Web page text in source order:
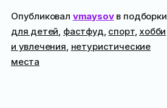
Опубликовал vmaysovв подборки
для детей, фастфуд, спорт, хобби
и увлечения, нетуристические
места